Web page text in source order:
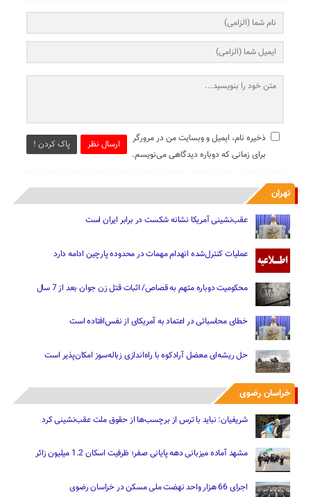
ارسال نظر پاک کردن !
ذخیره نام، ایمیل و وبسایت من در مرورگر
برای زمانی که دوباره دیدگاهی می‌نویسم.
تهران
عقب‌نشینی آمریکا نشانه شکست در برابر ایران است
عملیات کنترل‌شده انهدام مهمات در محدوده پارچین ادامه دارد
محکومیت دوباره متهم به قصاص/ اثبات قتل زن جوان بعد از 7 سال
خطای محاسباتی در اعتماد به آمریکای از نفس‌افتاده است
حل ریشه‌ای معضل آرادکوه با راه‌اندازی زباله‌سوز امکان‌پذیر است
خراسان رضوی
شریفیان: نباید با ترس از برچسب‌ها از حقوق ملت عقب‌نشینی کرد
مشهد آماده میزبانی دهه پایانی صفر؛ ظرفیت اسکان 1.2 میلیون زائر
اجرای 66 هزار واحد نهضت ملی مسکن در خراسان رضوی